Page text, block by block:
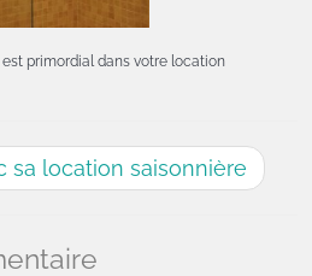
est primordial dans votre location
sa location saisonnière